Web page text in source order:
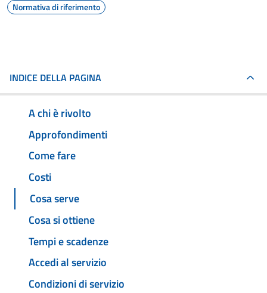
Normativa di riferimento
INDICE DELLA PAGINA
A chi è rivolto
Approfondimenti
Come fare
Costi
Cosa serve
Cosa si ottiene
Tempi e scadenze
Accedi al servizio
Condizioni di servizio